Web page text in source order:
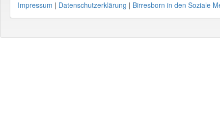
Impressum | Datenschutzerklärung | Birresborn in den Soziale